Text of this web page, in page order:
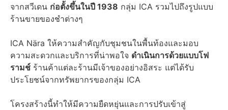
จากสวีเดน ก่อตั้งขึ้นในปี 1938 กลุ่ม ICA รวมไปถึงรูปแบบ
ร้านขายของชำต่างๆ
ICA Nära ให้ความสำคัญกับชุมชนในพื้นท้องและมอบ
ความสะดวกและบริการที่น่าพอใจ ดำเนินการด้วยแบบโฟ
รามช์ ร้านค้าแต่ละร้านมีเจ้าของอย่างอิสระ แต่ได้รับ
ประโยชน์จากทรัพยากรของกลุ่ม ICA
โครงสร้างนี้ทำให้มีความยืดหยุ่นและการปรับเข้าสู่